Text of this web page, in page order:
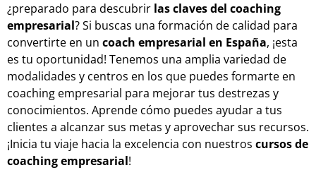
¿preparado para descubrir las claves del coaching
empresarial? Si buscas una formación de calidad para
convertirte en un coach empresarial en España, ¡esta
es tu oportunidad! Tenemos una amplia variedad de
modalidades y centros en los que puedes formarte en
coaching empresarial para mejorar tus destrezas y
conocimientos. Aprende cómo puedes ayudar a tus
clientes a alcanzar sus metas y aprovechar sus recursos.
¡Inicia tu viaje hacia la excelencia con nuestros cursos de
coaching empresarial!